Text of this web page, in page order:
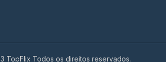
TopFlix Todos os direitos reservados.